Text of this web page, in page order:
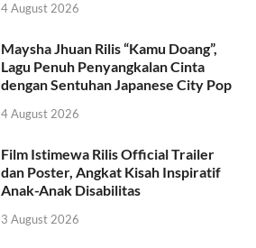
4 August 2026
Maysha Jhuan Rilis “Kamu Doang”,
Lagu Penuh Penyangkalan Cinta
dengan Sentuhan Japanese City Pop
4 August 2026
Film Istimewa Rilis Official Trailer
dan Poster, Angkat Kisah Inspiratif
Anak-Anak Disabilitas
3 August 2026